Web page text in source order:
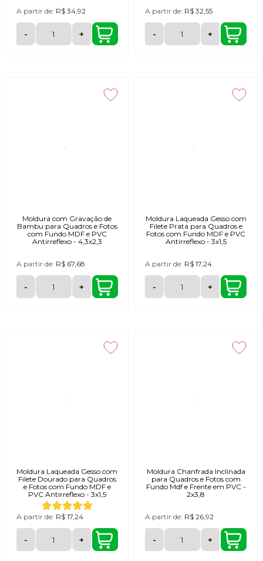
A partir de: R$ 34,92
- +
A partir de: R$ 32,55
- +
Moldura com Gravação de
Bambu para Quadros e Fotos
com Fundo MDF e PVC
Antirreflexo - 4,3x2,3
A partir de: R$ 67,68
- +
Moldura Laqueada Gesso com
Filete Prata para Quadros e
Fotos com Fundo MDF e PVC
Antirreflexo - 3x1,5
A partir de: R$ 17,24
- +
Moldura Laqueada Gesso com
Filete Dourado para Quadros
e Fotos com Fundo MDF e
PVC Antirreflexo - 3x1,5
A partir de: R$ 17,24
- +
Moldura Chanfrada Inclinada
para Quadros e Fotos com
Fundo Mdf e Frente em PVC -
2x3,8
A partir de: R$ 26,92
- +